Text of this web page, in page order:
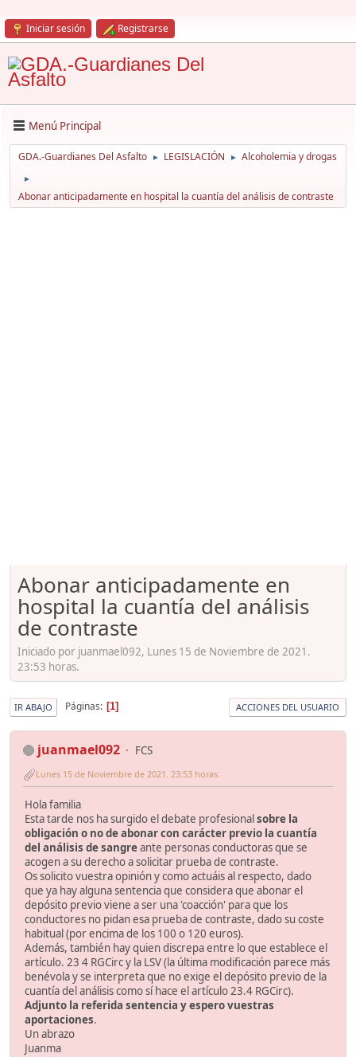
Iniciar sesión Registrarse
Menú Principal
GDA.-Guardianes Del Asfalto ► LEGISLACIÓN ► Alcoholemia y drogas
►
Abonar anticipadamente en hospital la cuantía del análisis de contraste
Abonar anticipadamente en
hospital la cuantía del análisis
de contraste
Iniciado por juanmael092, Lunes 15 de Noviembre de 2021.
23:53 horas.
IR ABAJO Páginas 1 ACCIONES DEL USUARIO
juanmael092 FCS
Lunes 15 de Noviembre de 2021. 23:53 horas.
Hola familia
Esta tarde nos ha surgido el debate profesionalsobre la
obligación o no de abonar con carácter previo la cuantía
del análisis de sangreante personas conductoras que se
acogen a su derecho a solicitar prueba de contraste.
Os solicito vuestra opinión y como actuáis al respecto, dado
que ya hay alguna sentencia que considera que abonar el
depósito previo viene a ser una 'coacción' para que los
conductores no pidan esa prueba de contraste, dado su coste
habitual (por encima de los 100 o 120 euros).
Además, también hay quien discrepa entre lo que establece el
artículo. 23 4 RGCirc y la LSV (la última modificación parece más
benévola y se interpreta que no exige el depósito previo de la
cuantía del análisis como sí hace el artículo 23.4 RGCirc).
Adjunto la referida sentencia y espero vuestras
aportaciones.
Un abrazo
Juanma